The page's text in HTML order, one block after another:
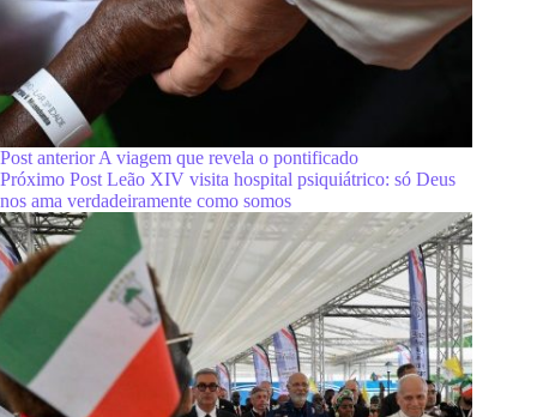
PostanteriorA viagem que revela o pontificado
Próximo Post Leão XIV visita hospital psiquiátrico: só Deus
nos ama verdadeiramente como somos